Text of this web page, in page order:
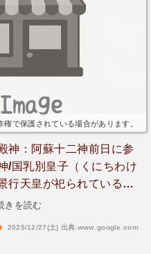
権で保護されている場合があります。
神：阿蘇十二神前日に参
/国乳別皇子（くにちわけ
行天皇が祀られていると
た。'25.11月下旬。日本
きを読む
2025/12/27(土) 出典:www.google.com